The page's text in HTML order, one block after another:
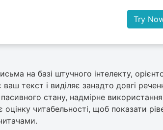
Try
на базі штучного інтелекту,
ваш текст і виділяє занадто довгі
стану, надмірне використання
читабельності, щоб показати